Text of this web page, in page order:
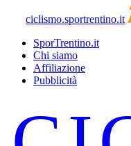
ciclismo.sportrentino.it
SporTrentino.it
Chi siamo
Affiliazione
Pubblicità